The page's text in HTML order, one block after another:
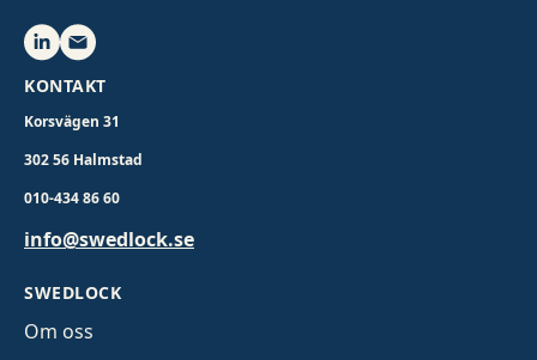
KONTAKT
Korsvägen 31
302 56 Halmstad
010-434 86 60
info@swedlock.se
SWEDLOCK
Om oss